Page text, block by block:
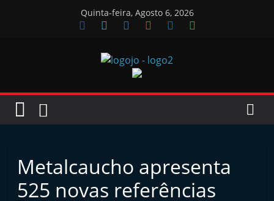
Quinta-feira, Agosto 6, 2026
Jornal
Oficinas
o
Metalcaucho apresenta
525 novas referências